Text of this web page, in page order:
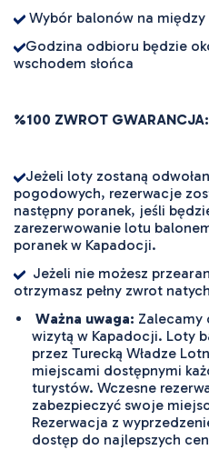
Wybór balonów na między
Godzina odbioru będzie
wschodem słońca
%100 ZWROT GWARANCJA:
Jeżeli loty zostaną
pogodowych, rezerwacje
następny poranek, jeśli
zarezerwowanie lotu
poranek w Kapadocji.
Jeżeli nie możesz
otrzymasz pełny zwrot
Ważna uwaga: Zalecamy
wizytą w Kapadocji. Loty
przez Turecką Władze
miejscami dostępnymi
turystów. Wczesne
zabezpieczyć swoje
Rezerwacja z
dostęp do najlepszych